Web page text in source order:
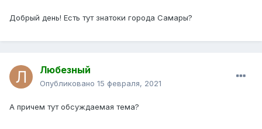
Добрый день! Есть тут знатоки города Самары?
Любезный
Опубликовано 15 февраля, 2021
А причем тут обсуждаемая тема?